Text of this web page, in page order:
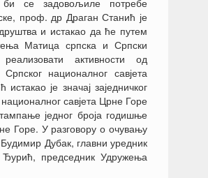
би се задовољиле потребе
проф. др Драган Станић је
и истакао да ће путем
Матица српска и Српски
активности од
националног савјета
је значај заједничког
савјета Црне Горе
једног броја годишње
Горе. У разговору о очувању
Дубак, главни уредник
председник Удружења